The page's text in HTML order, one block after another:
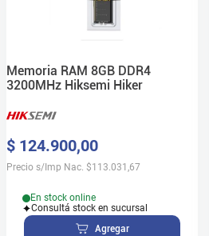
Memoria RAM 8GB DDR4
3200MHz Hiksemi Hiker
$ 124.900,00
Precio s/Imp Nac. $113.031,67
En stock online
Consultá stock en sucursal
Agregar